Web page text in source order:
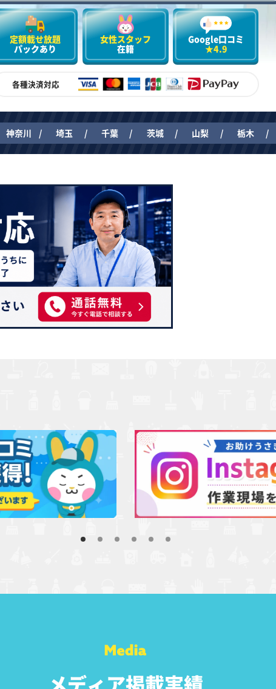
定額載せ放題
パックあり
女性スタッフ
在籍
Google口コミ
★4.9
各種決済対応
神奈川 埼玉 千葉 茨城 山梨 栃木